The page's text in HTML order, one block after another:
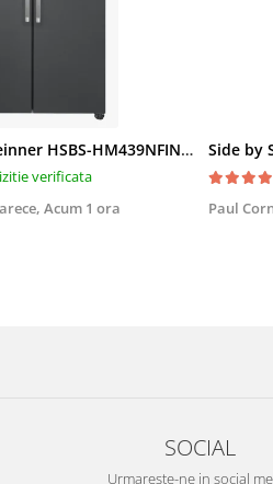
Side by Side Heinner HSBS-HM439NFINVDGWDE++, Total No Frost, Compresor Inverter, Dozator Apa, Display Touch LED, 439 L, Clasa E, Gri Antracit Texturat
verificata
Acum 1 ora
Paul
SOCIAL
Urmareste-ne in social